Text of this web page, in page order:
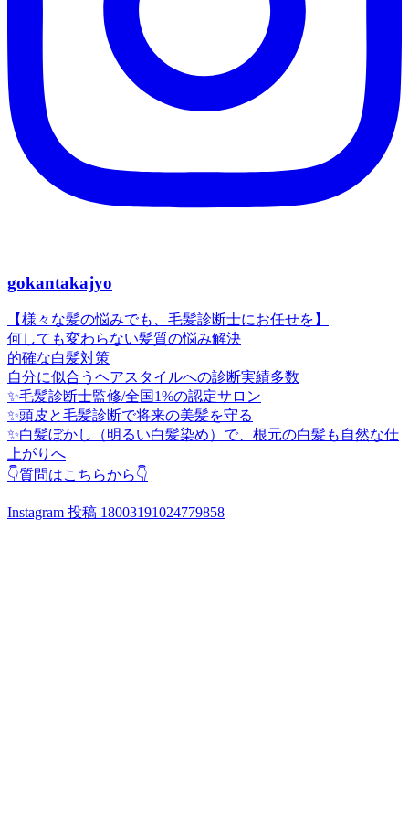
gokantakajyo
【様々な髪の悩みでも、毛髪診断士にお任せを】
何しても変わらない髪質の悩み解決
的確な白髪対策
自分に似合うヘアスタイルへの診断実績多数
✨毛髪診断士監修/全国1%の認定サロン
✨頭皮と毛髪診断で将来の美髪を守る
✨白髪ぼかし（明るい白髪染め）で、根元の白髪も自然な仕
上がりへ
👇質問はこちらから👇
Instagram 投稿 18003191024779858